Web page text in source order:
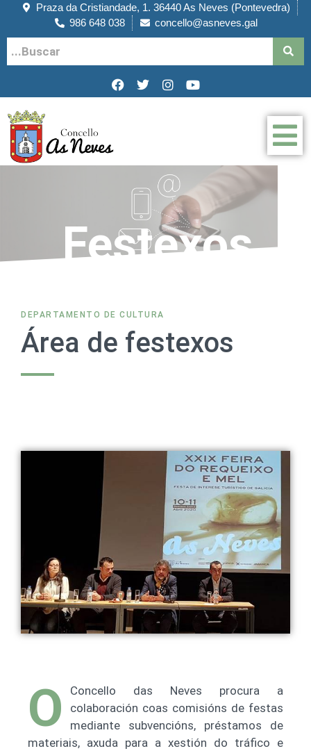
Praza da Cristiandade, 1. 36440 As Neves (Pontevedra)
986 648 038
concello@asneves.gal
Festexos
DEPARTAMENTO DE CULTURA
Área de festexos
O
Concello das Neves procura a
colaboración coas comisións de festas
mediante subvencións, préstamos de
materiais, axuda para a xestión do tráfico e